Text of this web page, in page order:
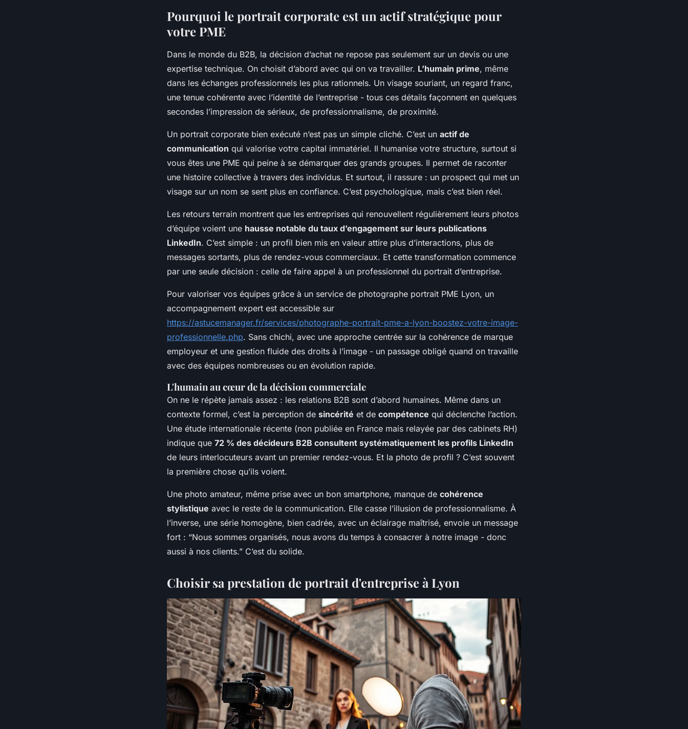
Pourquoi le portrait corporate est un actif stratégique pour
votre PME
Dans le monde du B2B, la décision d’achat ne repose pas seulement sur un devis ou une
expertise technique. On choisit d’abord avec qui on va travailler. L’humain prime, même
dans les échanges professionnels les plus rationnels. Un visage souriant, un regard franc,
une tenue cohérente avec l’identité de l’entreprise - tous ces détails façonnent en quelques
secondes l’impression de sérieux, de professionnalisme, de proximité.
Un portrait corporate bien exécuté n’est pas un simple cliché. C’est un actif de
communication qui valorise votre capital immatériel. Il humanise votre structure, surtout si
vous êtes une PME qui peine à se démarquer des grands groupes. Il permet de raconter
une histoire collective à travers des individus. Et surtout, il rassure : un prospect qui met un
visage sur un nom se sent plus en confiance. C’est psychologique, mais c’est bien réel.
Les retours terrain montrent que les entreprises qui renouvellent régulièrement leurs photos
d’équipe voient une hausse notable du taux d’engagement sur leurs publications
LinkedIn. C’est simple : un profil bien mis en valeur attire plus d’interactions, plus de
messages sortants, plus de rendez-vous commerciaux. Et cette transformation commence
par une seule décision : celle de faire appel à un professionnel du portrait d’entreprise.
Pour valoriser vos équipes grâce à un service de photographe portrait PME Lyon, un
accompagnement expert est accessible sur
https://astucemanager.fr/services/photographe-portrait-pme-a-lyon-boostez-votre-image-
professionnelle.php. Sans chichi, avec une approche centrée sur la cohérence de marque
employeur et une gestion fluide des droits à l’image - un passage obligé quand on travaille
avec des équipes nombreuses ou en évolution rapide.
L'humain au cœur de la décision commerciale
On ne le répète jamais assez : les relations B2B sont d’abord humaines. Même dans un
contexte formel, c’est la perception de sincérité et de compétence qui déclenche l’action.
Une étude internationale récente (non publiée en France mais relayée par des cabinets RH)
indique que 72 % des décideurs B2B consultent systématiquement les profils LinkedIn
de leurs interlocuteurs avant un premier rendez-vous. Et la photo de profil ? C’est souvent
la première chose qu’ils voient.
Une photo amateur, même prise avec un bon smartphone, manque de cohérence
stylistique avec le reste de la communication. Elle casse l’illusion de professionnalisme. À
l’inverse, une série homogène, bien cadrée, avec un éclairage maîtrisé, envoie un message
fort : “Nous sommes organisés, nous avons du temps à consacrer à notre image - donc
aussi à nos clients.” C’est du solide.
Choisir sa prestation de portrait d'entreprise à Lyon